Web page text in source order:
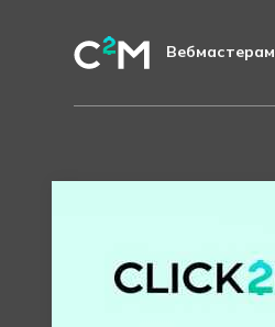
Вебмастерам